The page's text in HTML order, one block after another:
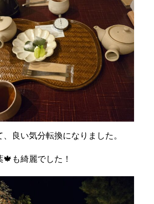
良い気分転換になりました。
も綺麗でした！